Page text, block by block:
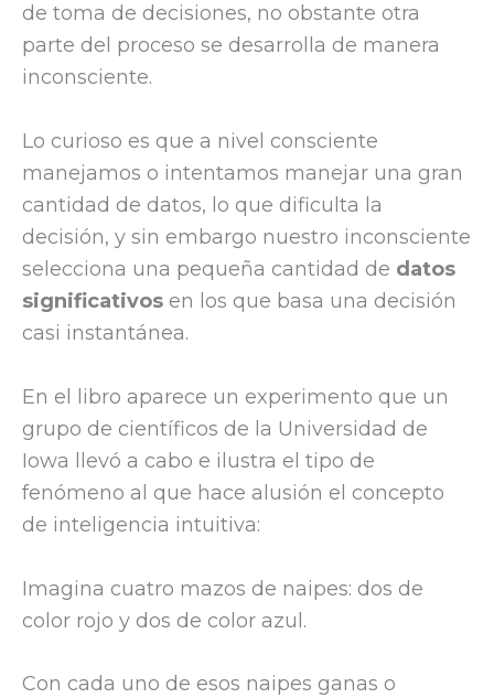
de toma de decisiones, no obstante otra
parte del proceso se desarrolla de manera
inconsciente.
Lo curioso es que a nivel consciente
manejamos o intentamos manejar una gran
cantidad de datos, lo que dificulta la
decisión, y sin embargo nuestro inconsciente
selecciona una pequeña cantidad de datos
significativos en los que basa una decisión
casi instantánea.
En el libro aparece un experimento que un
grupo de científicos de la Universidad de
Iowa llevó a cabo e ilustra el tipo de
fenómeno al que hace alusión el concepto
de inteligencia intuitiva:
Imagina cuatro mazos de naipes: dos de
color rojo y dos de color azul.
Con cada uno de esos naipes ganas o